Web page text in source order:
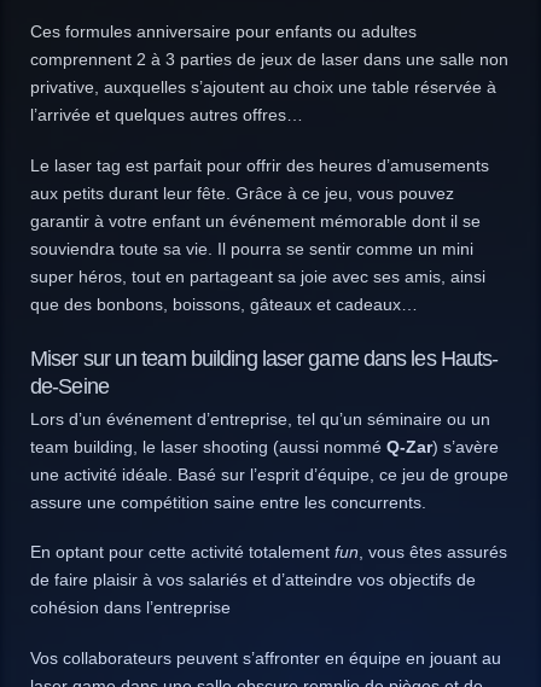
Ces formules anniversaire pour enfants ou adultes
comprennent 2 à 3 parties de jeux de laser dans une salle non
privative, auxquelles s’ajoutent au choix une table réservée à
l’arrivée et quelques autres offres…
Le laser tag est parfait pour offrir des heures d’amusements
aux petits durant leur fête. Grâce à ce jeu, vous pouvez
garantir à votre enfant un événement mémorable dont il se
souviendra toute sa vie. Il pourra se sentir comme un mini
super héros, tout en partageant sa joie avec ses amis, ainsi
que des bonbons, boissons, gâteaux et cadeaux…
Miser sur un team building laser game dans les Hauts-
de-Seine
Lors d’un événement d’entreprise, tel qu’un séminaire ou un
team building, le laser shooting (aussi nommé Q-Zar) s’avère
une activité idéale. Basé sur l’esprit d’équipe, ce jeu de groupe
assure une compétition saine entre les concurrents.
En optant pour cette activité totalement fun, vous êtes assurés
de faire plaisir à vos salariés et d’atteindre vos objectifs de
cohésion dans l’entreprise
Vos collaborateurs peuvent s’affronter en équipe en jouant au